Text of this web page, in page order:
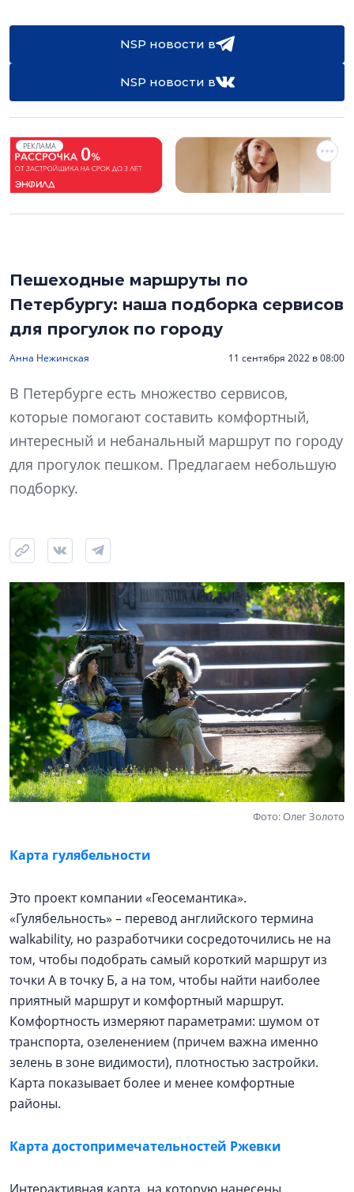
NSP новости в
NSP новости в
РЕКЛАМА
Пешеходные маршруты по
Петербургу: наша подборка сервисов
для прогулок по городу
Анна Нежинская 11 сентября 2022 в 08:00
В Петербурге есть множество сервисов,
которые помогают составить комфортный,
интересный и небанальный маршрут по городу
для прогулок пешком. Предлагаем небольшую
подборку.
Фото: Олег Золото
Карта гулябельности
Это проект компании «Геосемантика».
«Гулябельность» – перевод английского термина
walkability, но разработчики сосредоточились не на
том, чтобы подобрать самый короткий маршрут из
точки А в точку Б, а на том, чтобы найти наиболее
приятный маршрут и комфортный маршрут.
Комфортность измеряют параметрами: шумом от
транспорта, озеленением (причем важна именно
зелень в зоне видимости), плотностью застройки.
Карта показывает более и менее комфортные
районы.
Карта достопримечательностей Ржевки